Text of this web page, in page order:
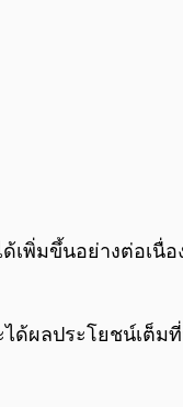
เพิ่มขึ้นอย่างต่อ
ด้ผลประโยชน์เต็